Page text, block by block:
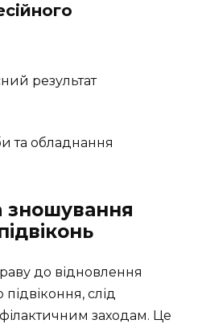
результат
та обладнання
зношування
до відновлення
слід
заходам. Це